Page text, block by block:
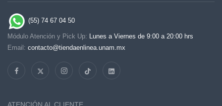
(55) 74 67 04 50
Módulo Atención y Pick Up: Lunes a Viernes de 9:00 a 20:00 hrs
Email: contacto@tiendaenlinea.unam.mx